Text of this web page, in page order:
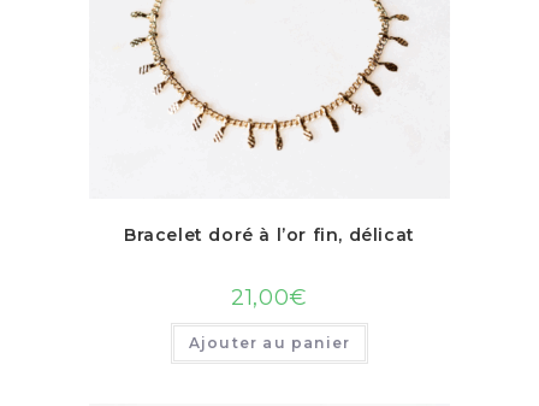
Bracelet doré à l’or fin, délicat
21,00€
Ajouter au panier